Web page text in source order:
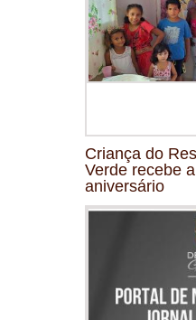
Criança do
Verde recebe
aniversário